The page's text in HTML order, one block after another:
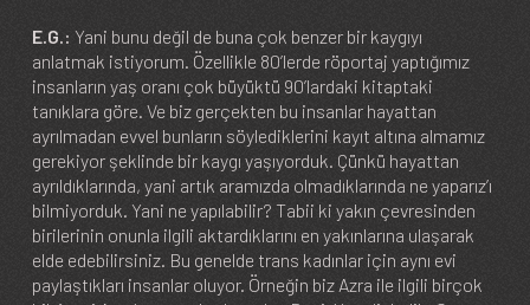
E.G.: Yani bunu değil de buna çok benzer bir kaygıyı
anlatmak istiyorum. Özellikle 80’lerde röportaj yaptığımız
insanların yaş oranı çok büyüktü 90’lardaki kitaptaki
tanıklara göre. Ve biz gerçekten bu insanlar hayattan
ayrılmadan evvel bunların söylediklerini kayıt altına almamız
gerekiyor şeklinde bir kaygı yaşıyorduk. Çünkü hayattan
ayrıldıklarında, yani artık aramızda olmadıklarında ne yaparız’ı
bilmiyorduk. Yani ne yapılabilir? Tabii ki yakın çevresinden
birilerinin onunla ilgili aktardıklarını en yakınlarına ulaşarak
elde edebilirsiniz. Bu genelde trans kadınlar için aynı evi
paylaştıkları insanlar oluyor. Örneğin biz Azra ile ilgili birçok